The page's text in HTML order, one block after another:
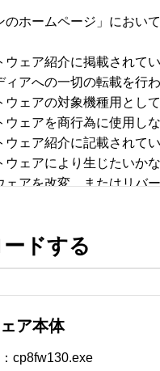
のホームページ」におい
ウェア紹介に掲載されて
ィアへの一切の転載を行
ウェアの対象機種用とし
ウェアを商行為に使用し
ウェア紹介に記載されて
ウェアにより生じたいか
ェアを改変、またはリバ
アのサポート
アの保証範囲
ェアは、予告せず改良、
ドする
ア本体
cp8fw130.exe